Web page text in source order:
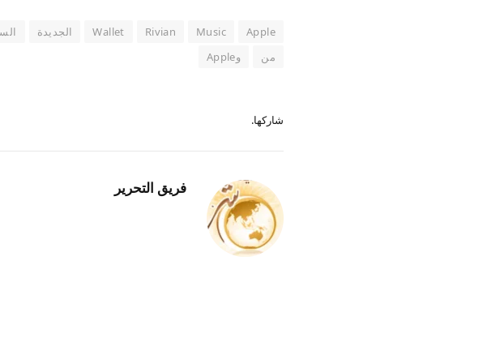
Apple
Music
Rivian
Wallet الجديدة
من
وApple
شاركها.
فريق التحرير